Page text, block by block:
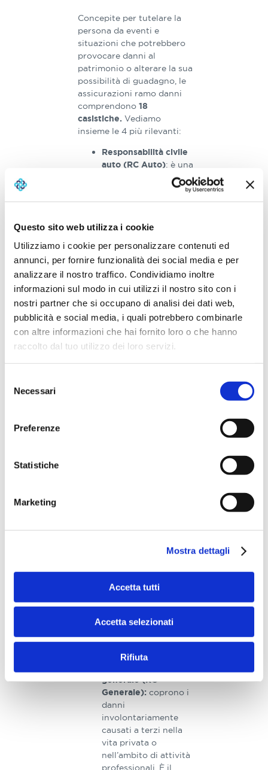
Questo sito web utilizza i cookie
Utilizziamo i cookie per personalizzare contenuti ed
annunci, per fornire funzionalità dei social media e per
analizzare il nostro traffico. Condividiamo inoltre
informazioni sul modo in cui utilizzi il nostro sito con i
nostri partner che si occupano di analisi dei dati web,
pubblicità e social media, i quali potrebbero combinarle
con altre informazioni che hai fornito loro o che hanno
raccolto dal tuo utilizzo dei loro servizi.
delNecessari
Preferenze
Statistiche
Marketing
Mostra dettagli
Accetta tutti
Accetta selezionati
Rifiuta
Concepite per tutelare la
persona da eventi e
situazioni che potrebbero
provocare danni al
patrimonio o alterare la sua
possibilità di guadagno, le
assicurazioni ramo danni
comprendono 18
casistiche. ​Vediamo
insieme le 4 più rilevanti:
Responsabilità civile
auto (RC Auto): è una
polizza obbligatoria
per chi possiede un
veicolo. Copre i danni
durante la
circolazione stradale​
e ​​
p​uò essere integrata
con garanzie
aggiuntive, come la
polizza Kasko o
furto/incendio.
Infortuni e malattia:
queste polizze
offrono una
copertura economica
beni:comprendono
per la protezione di
abitazioni, uffici o
merci. Gli eventi
coperti possono
allagamenti, furti o
atti vandalici.
generale (RC
Generale): coprono i
danni
involontariamente
causati a terzi nella
vita privata o
nell’ambito di attività
professionali. È il